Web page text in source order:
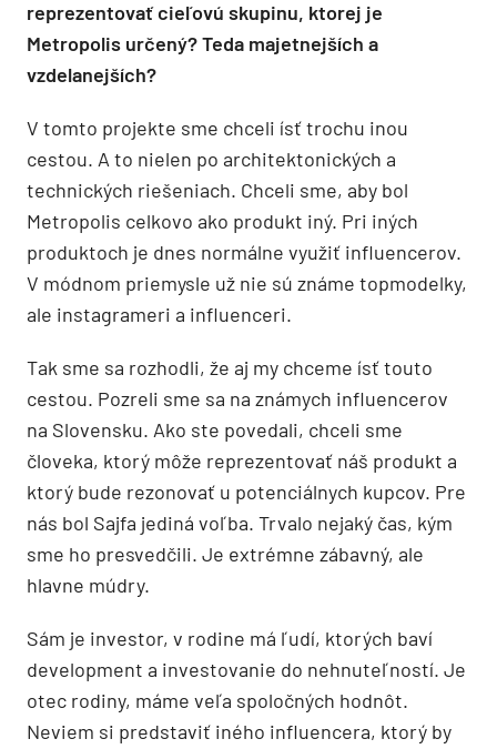
reprezentovať cieľovú skupinu, ktorej je
Metropolis určený? Teda majetnejších a
vzdelanejších?
V tomto projekte sme chceli ísť trochu inou
cestou. A to nielen po architektonických a
technických riešeniach. Chceli sme, aby bol
Metropolis celkovo ako produkt iný. Pri iných
produktoch je dnes normálne využiť influencerov.
V módnom priemysle už nie sú známe topmodelky,
ale instagrameri a influenceri.
Tak sme sa rozhodli, že aj my chceme ísť touto
cestou. Pozreli sme sa na známych influencerov
na Slovensku. Ako ste povedali, chceli sme
človeka, ktorý môže reprezentovať náš produkt a
ktorý bude rezonovať u potenciálnych kupcov. Pre
nás bol Sajfa jediná voľba. Trvalo nejaký čas, kým
sme ho presvedčili. Je extrémne zábavný, ale
hlavne múdry.
Sám je investor, v rodine má ľudí, ktorých baví
development a investovanie do nehnuteľností. Je
otec rodiny, máme veľa spoločných hodnôt.
Neviem si predstaviť iného influencera, ktorý by